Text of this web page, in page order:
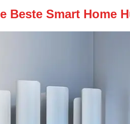
Beste Smart Home